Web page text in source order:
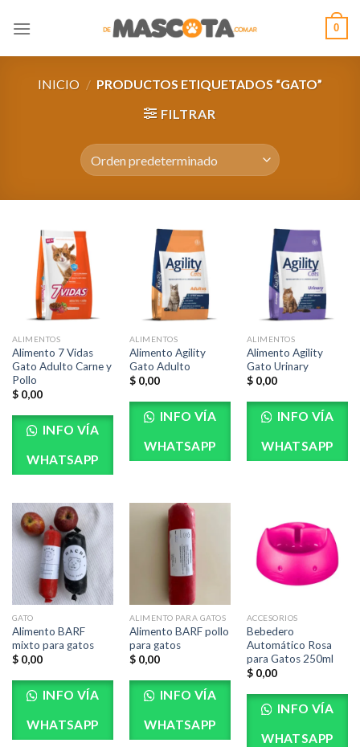
0
INICIO / PRODUCTOS ETIQUETADOS “GATO”
FILTRAR
ALIMENTOS
Alimento 7 Vidas
Gato Adulto Carne y
Pollo
$0,00
INFO VÍA
WHATSAPP
ALIMENTOS
Alimento Agility
Gato Adulto
$0,00
INFO VÍA
WHATSAPP
ALIMENTOS
Alimento Agility
Gato Urinary
$0,00
INFO VÍA
WHATSAPP
GATO
Alimento BARF
mixto para gatos
$0,00
INFO VÍA
WHATSAPP
ALIMENTO PARA GATOS
Alimento BARF pollo
para gatos
$0,00
INFO VÍA
WHATSAPP
ACCESORIOS
Bebedero
Automático Rosa
para Gatos 250ml
$0,00
INFO VÍA
WHATSAPP